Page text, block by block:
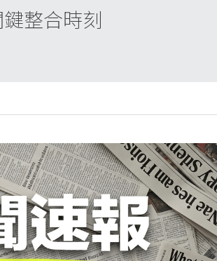
整合時刻